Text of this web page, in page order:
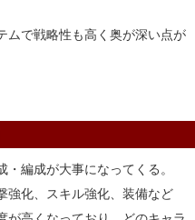
で戦略性も高く奥が深い点が
編成が大事になってくる。
化、スキル強化、装備など